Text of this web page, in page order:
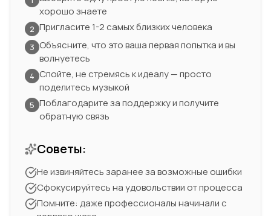
хорошо знаете
2 Пригласите 1-2 самых близких человека
3 Объясните, что это ваша первая попытка и вы
волнуетесь
4 Спойте, не стремясь к идеалу — просто
поделитесь музыкой
5 Поблагодарите за поддержку и получите
обратную связь
Советы:
Не извиняйтесь заранее за возможные ошибки
Сфокусируйтесь на удовольствии от процесса
Помните: даже профессионалы начинали с